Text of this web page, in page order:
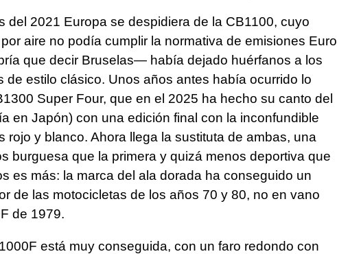
del 2021 Europa se despidiera de la CB1100, cuyo
aire no podía cumplir la normativa de emisiones Euro
que decir Bruselas— había dejado huérfanos a los
de estilo clásico. Unos años antes había ocurrido lo
Super Four, que en el 2025 ha hecho su canto del
en Japón) con una edición final con la inconfundible
rojo y blanco. Ahora llega la sustituta de ambas, una
burguesa que la primera y quizá menos deportiva que
es más: la marca del ala dorada ha conseguido un
de las motocicletas de los años 70 y 80, no en vano
de 1979.
está muy conseguida, con un faro redondo con